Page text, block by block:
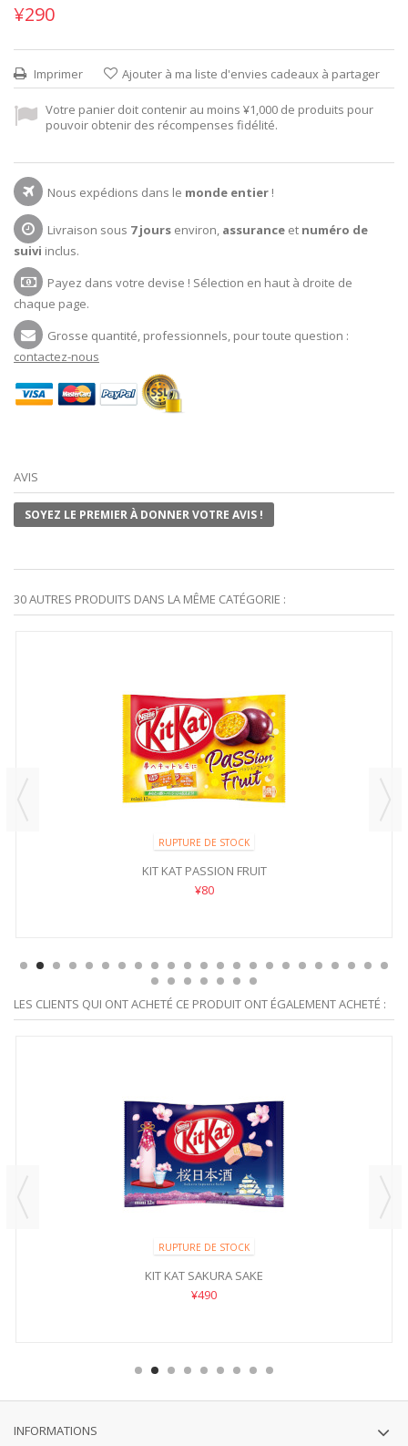
¥290
Imprimer Ajouter à ma liste d'envies cadeaux à partager
Votre panier doit contenir au moins ¥1,000 de produits pour
pouvoir obtenir des récompenses fidélité.
Nous expédions dans le monde entier !
Livraison sous 7 jours environ, assurance et numéro de
suivi inclus.
Payez dans votre devise ! Sélection en haut à droite de
chaque page.
Grosse quantité, professionnels, pour toute question :
contactez-nous
AVIS
SOYEZ LE PREMIER À DONNER VOTRE AVIS !
30 AUTRES PRODUITS DANS LA MÊME CATÉGORIE :
RUPTURE DE STOCK
KIT KAT PASSION FRUIT
¥80
LES CLIENTS QUI ONT ACHETÉ CE PRODUIT ONT ÉGALEMENT ACHETÉ :
RUPTURE DE STOCK
KIT KAT SAKURA SAKE
¥490
INFORMATIONS